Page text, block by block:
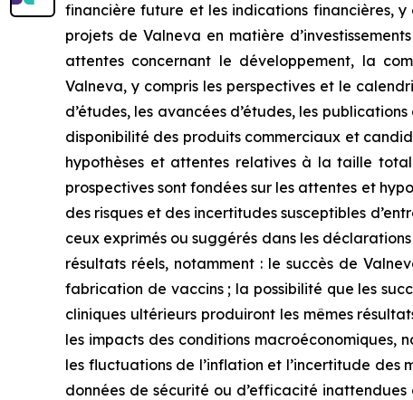
financière future et les indications financières, y
projets de Valneva en matière
attentes concernant le développement, la
Valneva, y compris les perspectives et le
d’études, les avancées d’études, les
disponibilité des produits commerciaux et
hypothèses et attentes relatives à la taille
prospectives sont fondées sur les attentes et
des risques et des incertitudes susceptibles
ceux exprimés ou suggérés dans les
résultats réels, notamment : le succès de
fabrication de vaccins ; la possibilité que les
cliniques ultérieurs produiront les mêmes
les impacts des conditions
les fluctuations de l’inflation et l’incertitude des
données de sécurité ou d’efficacité